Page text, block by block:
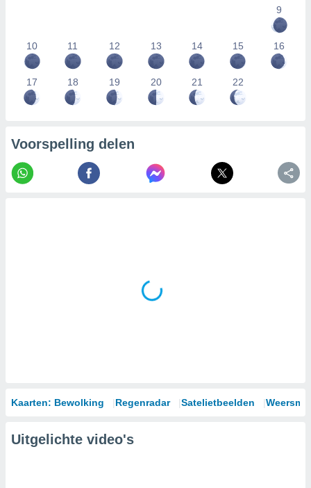
9
10 11 12 13 14 15 16
17 18 19 20 21 22
Voorspelling delen
Kaarten: Bewolking Regenradar Satelietbeelden
Uitgelichte video's